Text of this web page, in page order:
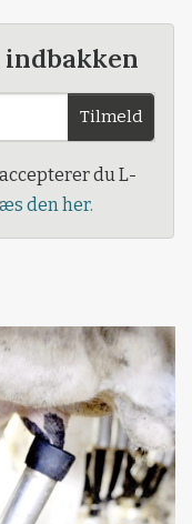
Tilmeld
du L-
den her.